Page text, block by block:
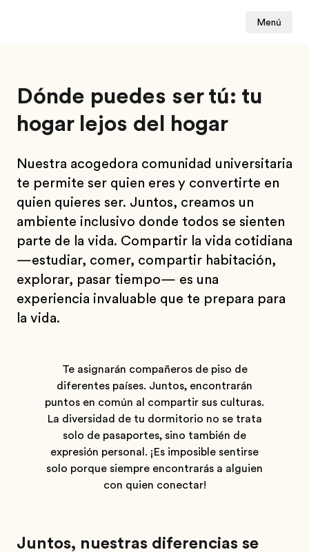
Menú
Dónde puedes ser tú: tu
hogar lejos del hogar
Nuestra acogedora comunidad universitaria
te permite ser quien eres y convertirte en
quien quieres ser. Juntos, creamos un
ambiente inclusivo donde todos se sienten
parte de la vida. Compartir la vida cotidiana
—estudiar, comer, compartir habitación,
explorar, pasar tiempo— es una
experiencia invaluable que te prepara para
la vida.
Te asignarán compañeros de piso de
diferentes países. Juntos, encontrarán
puntos en común al compartir sus culturas.
La diversidad de tu dormitorio no se trata
solo de pasaportes, sino también de
expresión personal. ¡Es imposible sentirse
solo porque siempre encontrarás a alguien
con quien conectar!
Juntos, nuestras diferencias se